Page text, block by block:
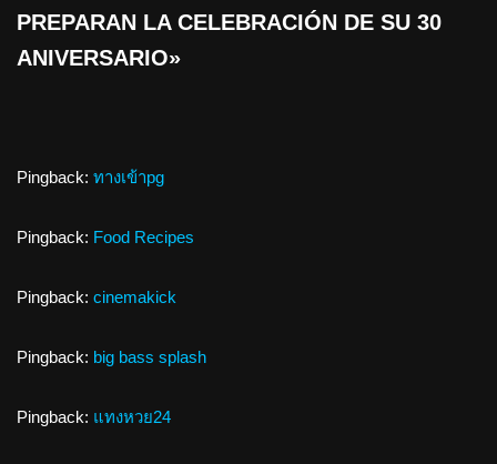
PREPARAN LA CELEBRACIÓN DE SU 30
ANIVERSARIO»
Pingback: ทางเข้าpg
Pingback: Food Recipes
Pingback: cinemakick
Pingback: big bass splash
Pingback: แทงหวย24